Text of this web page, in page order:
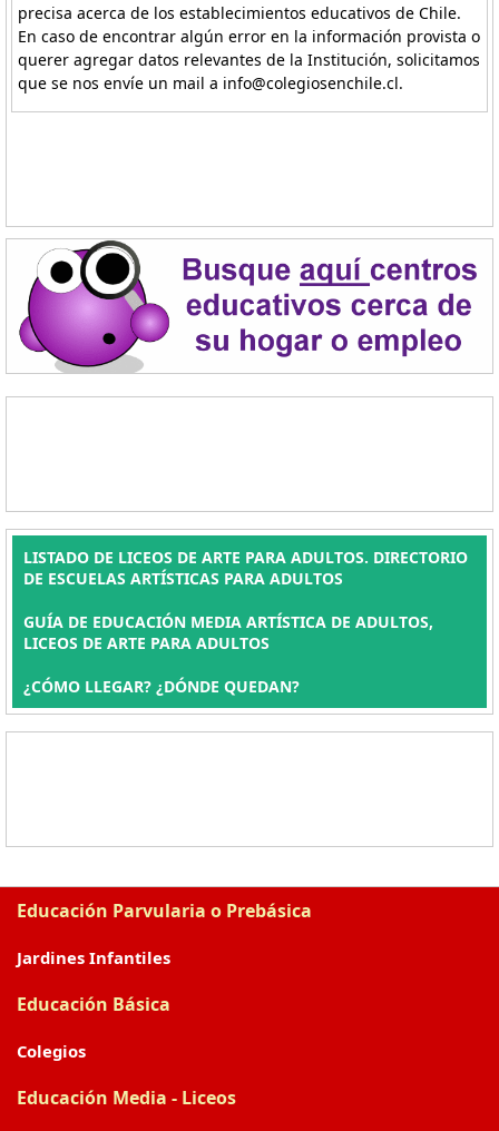
precisa acerca de los establecimientos educativos de Chile.
En caso de encontrar algún error en la información provista o
querer agregar datos relevantes de la Institución, solicitamos
que se nos envíe un mail a info@colegiosenchile.cl.
LISTADO DE LICEOS DE ARTE PARA ADULTOS. DIRECTORIO
DE ESCUELAS ARTÍSTICAS PARA ADULTOS
GUÍA DE EDUCACIÓN MEDIA ARTÍSTICA DE ADULTOS,
LICEOS DE ARTE PARA ADULTOS
¿CÓMO LLEGAR? ¿DÓNDE QUEDAN?
Educación Parvularia o Prebásica
Jardines Infantiles
Educación Básica
Colegios
Educación Media - Liceos